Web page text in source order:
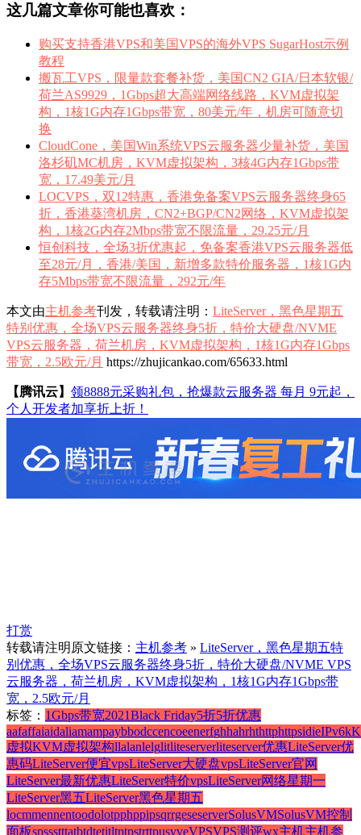
这几篇文章你可能也喜欢：
购买支持香港VPS和美国VPS的海外VPS SugarHost示例
教程
搬瓦工VPS，限量款套餐补货，美国CN2 GIA/日本软银/
荷兰AS9929，1Gbps超大高端网络线路，KVM虚拟架
构，1核1G内存1Gbps带宽，80美元/年，机房可随意切
换
CloudCone，美国Win系统VPS云服务器少量补货，美国
洛杉矶MC机房，KVM虚拟架构，3核4G内存1Gbps带
宽，17.49美元/月
LOCVPS，双12特惠，香港免备案VPS云服务器终身65
折，香港葵湾机房，CN2+BGP/CN2网络，KVM虚拟架
构，1核2G内存2Mbps带宽不限流量，29.25元/月
恒创科技，全场3折优惠起，免备案香港VPS云服务器低
至28元/月，香港/美国，新增多款特价服务器，1核1G内
存5Mbps带宽不限流量，292元/年
本文由主机参考刊发，转载请注明： LiteServer，黑色星期五
特别优惠，全场VPS云服务器终身5折，特价大硬盘/NVME
VPS云服务器，荷兰机房，KVM虚拟架构，1核1G内存1Gbps
带宽，2.5欧元/月 https://zhujicankao.com/65633.html
【腾讯云】 领8888元采购礼包，抢爆款云服务器 每月 9元起，
个人开发者加享折上折！
打赏
转载请注明原文链接： 主机参考 » LiteServer，黑色星期五特
别优惠，全场VPS云服务器终身5折，特价大硬盘/NVME VPS
云服务器，荷兰机房，KVM虚拟架构，1核1G内存1Gbps带
宽，2.5欧元/月
标签： 1Gbps带宽2021Black Friday5折5折优惠
aafaffaiaidaliamampaybbodccencoeenerfghhahrhthttphttpsidieIPv6k
虚拟KVM虚拟架构llalanlelglitliteserverliteserver优惠LiteServer优
惠码LiteServer便宜vpsLiteServer大硬盘vpsLiteServer官网
LiteServer最新优惠LiteServer特价vpsLiteServer网络星期一
LiteServer黑五LiteServer黑色星期五
locmmennentoodolotpphppipsqrrgeseserverSolusVMSolusVM控制
面板spssstttatbtdtetitltptpstrttpusvveVPSVPS测评wx主机主机参